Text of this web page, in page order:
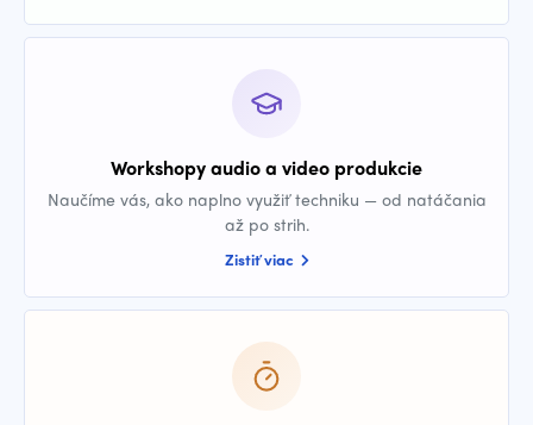
Workshopy audio a video produkcie
Naučíme vás, ako naplno využiť techniku — od natáčania
až po strih.
Zistiť viac